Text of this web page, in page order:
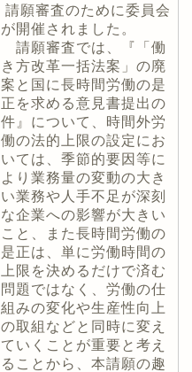
請願審査のために委員会
が開催されました。
請願審査では、『「働
き方改革一括法案」の廃
案と国に長時間労働の是
正を求める意見書提出の
件』について、時間外労
働の法的上限の設定にお
いては、季節的要因等に
より業務量の変動の大き
い業務や人手不足が深刻
な企業への影響が大きい
こと、また長時間労働の
是正は、単に労働時間の
上限を決めるだけで済む
問題ではなく、労働の仕
組みの変化や生産性向上
の取組などと同時に変え
ていくことが重要と考え
ることから、本請願の趣